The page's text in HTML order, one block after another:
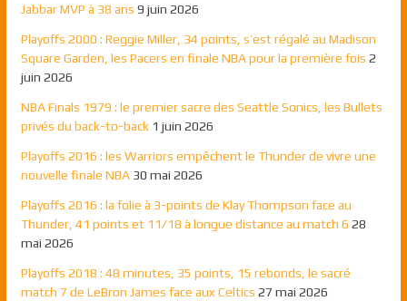
Jabbar MVP à 38 ans 9 juin 2026
Playoffs 2000 : Reggie Miller, 34 points, s’est régalé au Madison
Square Garden, les Pacers en finale NBA pour la première fois 2
juin 2026
NBA Finals 1979 : le premier sacre des Seattle Sonics, les Bullets
privés du back-to-back 1 juin 2026
Playoffs 2016 : les Warriors empêchent le Thunder de vivre une
nouvelle finale NBA 30 mai 2026
Playoffs 2016 : la folie à 3-points de Klay Thompson face au
Thunder, 41 points et 11/18 à longue distance au match 6 28
mai 2026
Playoffs 2018 : 48 minutes, 35 points, 15 rebonds, le sacré
match 7 de LeBron James face aux Celtics 27 mai 2026